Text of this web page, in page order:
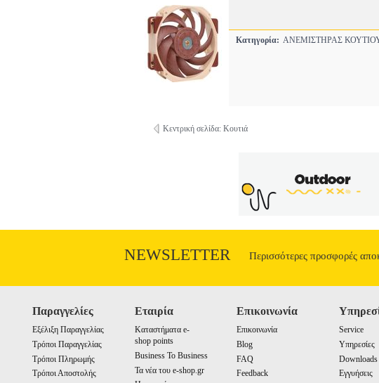
Κατηγορία: ΑΝΕΜΙΣΤΗΡΑΣ
Κεντρική σελίδα: Κουτιά
NEWSLETTER Περισσότερες προσφορές
Παραγγελίες
Εξέλιξη Παραγγελίας
Τρόποι Παραγγελίας
Τρόποι Πληρωμής
Τρόποι Αποστολής
Εταιρία
Καταστήματα e-
shop points
Business To Business
Τα νέα του e-shop.gr
Επικοινωνία
Επικοινωνία
Blog
FAQ
Feedback
Service
Υπηρεσίες
Downloads
Εγγυήσεις